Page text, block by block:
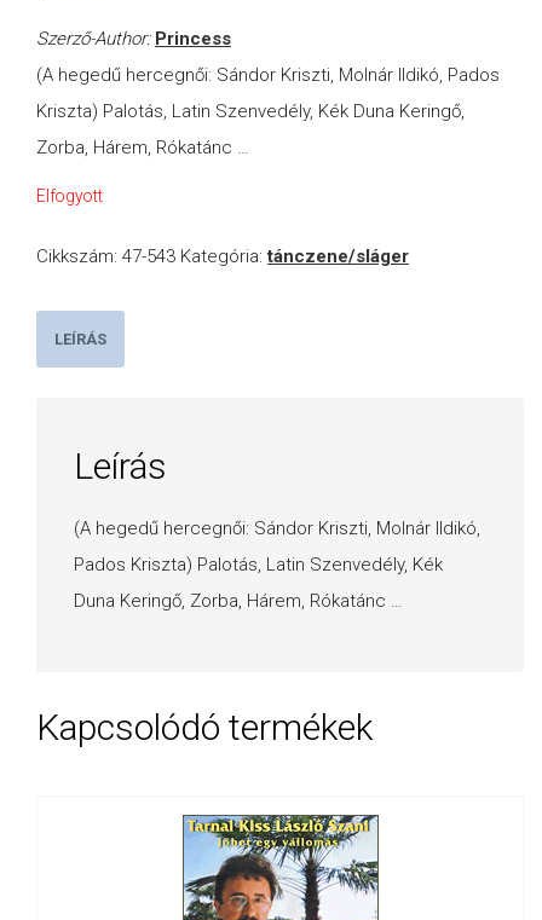
Szerző-Author: Princess
(A hegedű hercegnői: Sándor Kriszti, Molnár Ildikó, Pados
Kriszta) Palotás, Latin Szenvedély, Kék Duna Keringő,
Zorba, Hárem, Rókatánc …
Elfogyott
Cikkszám: 47-543 Kategória:tánczene/sláger
LEÍRÁS
Leírás
(A hegedű hercegnői: Sándor Kriszti, Molnár Ildikó,
Pados Kriszta) Palotás, Latin Szenvedély, Kék
Duna Keringő, Zorba, Hárem, Rókatánc …
Kapcsolódó termékek